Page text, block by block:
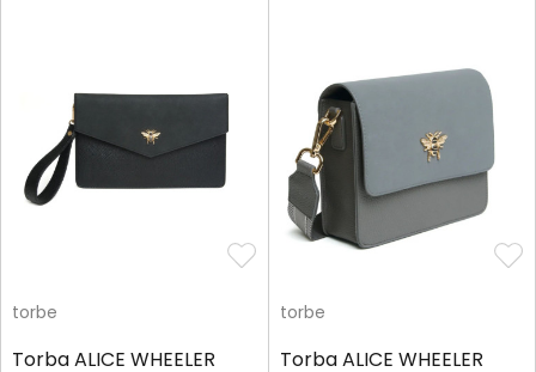
torbe
Torba ALICE WHEELER
torbe
Torba ALICE WHEELER